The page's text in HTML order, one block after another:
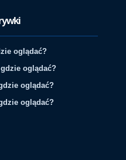
oglądać?
oglądać?
oglądać?
oglądać?